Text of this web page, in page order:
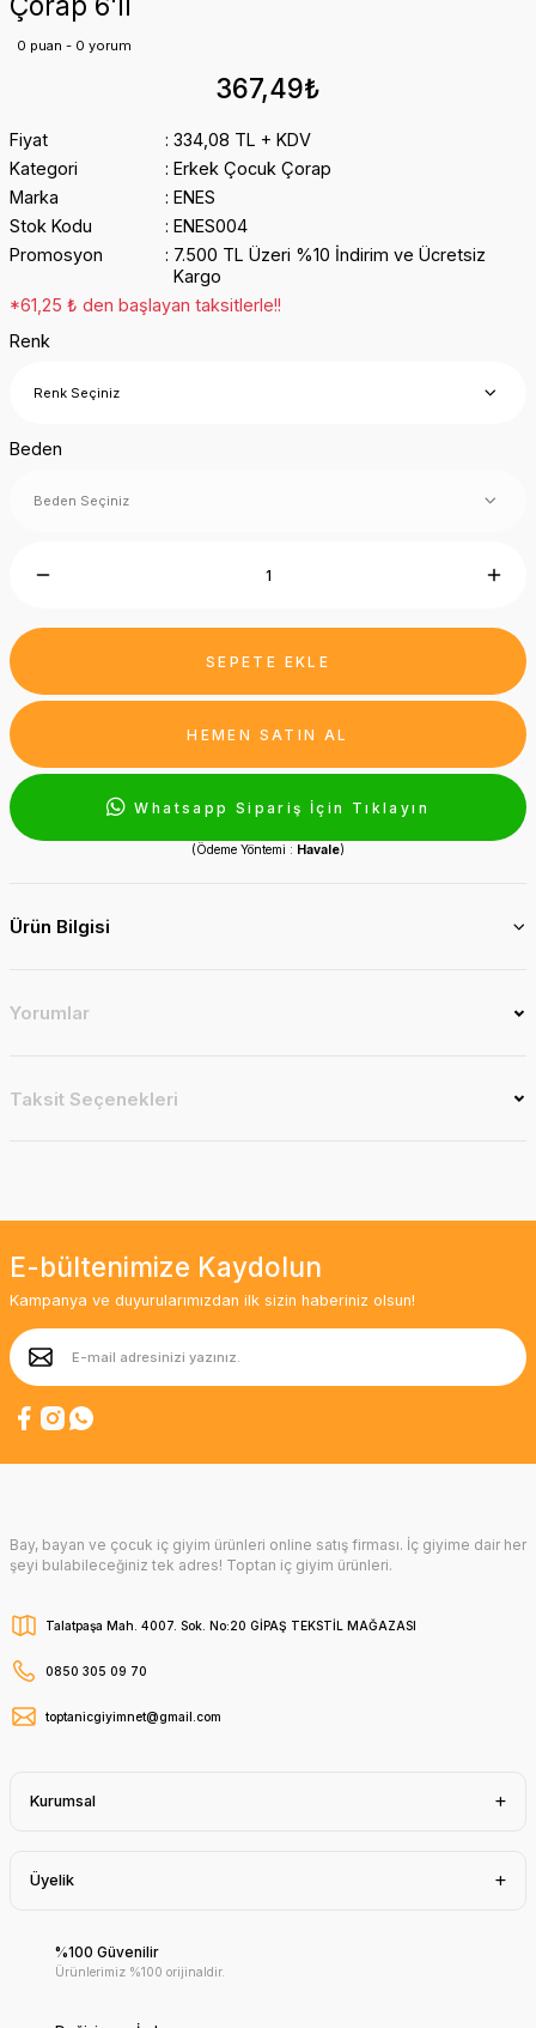
0 puan - 0 yorum
367,49₺
Fiyat
334,08 TL + KDV
Kategori
Erkek Çocuk Çorap
Marka
ENES
Stok Kodu
ENES004
Promosyon
7.500 TL Üzeri %10 İndirim ve Ücretsiz
Kargo
*61,25 ₺ den başlayan taksitlerle!!
Renk
Beden
SEPETE EKLE
HEMEN SATIN AL
Whatsapp Sipariş İçin Tıklayın
(Ödeme Yöntemi : Havale)
Ürün Bilgisi
Yorumlar
Taksit Seçenekleri
E-bültenimize Kaydolun
Kampanya ve duyurularımızdan ilk sizin haberiniz olsun!
Bay, bayan ve çocuk iç giyim ürünleri online satış firması. İç giyime dair her
şeyi bulabileceğiniz tek adres! Toptan iç giyim ürünleri.
Talatpaşa Mah. 4007. Sok. No:20 GİPAŞ TEKSTİL MAĞAZASI
0850 305 09 70
toptanicgiyimnet@gmail.com
Kurumsal
Üyelik
%100 Güvenilir
Ürünlerimiz %100 orijinaldir.